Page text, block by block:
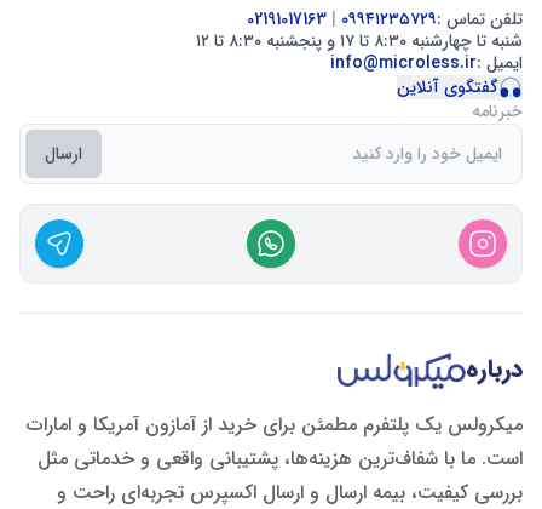
تلفن تماس :۰۹۹۴۱۲۳۵۷۲۹ |
شنبه تا چهارشنبه ۸:۳۰ تا ۱۷ و پنجشنبه ۸:۳۰ تا ۱۲
ایمیل :info@microless.ir
گفتگوی آنلاین
خبرنامه
ارسال
درباره
میکرولس یک پلتفرم مطمئن برای خرید از آمازون آمریکا و امارات
است. ما با شفاف‌ترین هزینه‌ها، پشتیبانی واقعی و خدماتی مثل
بررسی کیفیت، بیمه ارسال و ارسال اکسپرس تجربه‌ای راحت و